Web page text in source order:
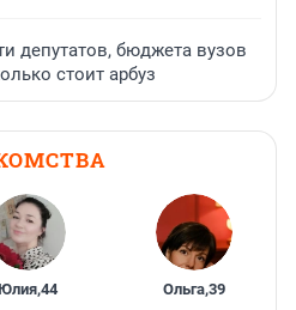
депутатов, бюджета вузов
стоит арбуз
Юлия,44 Ольга,39